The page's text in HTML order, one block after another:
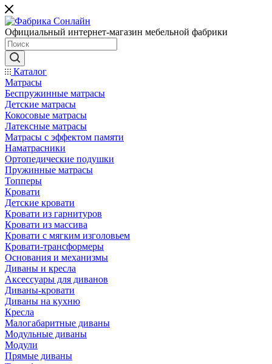
Официальный интернет-магазин мебельной фабрики
Каталог
Матрасы
Беспружинные матрасы
Детские матрасы
Кокосовые матрасы
Латексные матрасы
Матрасы с эффектом памяти
Наматрасники
Ортопедические подушки
Пружинные матрасы
Топперы
Кровати
Детские кровати
Кровати из гарнитуров
Кровати из массива
Кровати с мягким изголовьем
Кровати-трансформеры
Основания и механизмы
Диваны и кресла
Аксессуары для диванов
Диваны-кровати
Диваны на кухню
Кресла
Малогабаритные диваны
Модульные диваны
Модули
Прямые диваны